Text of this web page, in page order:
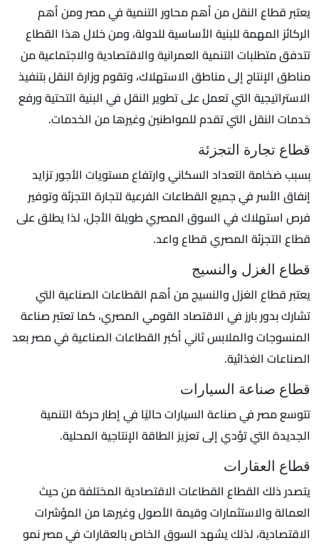
يعتبر قطاع النقل من أهم محاور التنمية في مصر ومن أهم
الركائز المهمة للبنية الأساسية للدولة، ومن خلال هذا القطاع
تتدفق متطلبات التنمية العمرانية والاقتصادية والاجتماعية من
مناطق الإنتاج إلى مناطق الاستهلاك، وتقوم وزارة النقل بتنفيذ
الاستراتيجية التي تعمل على تطوير النقل في البنية التحتية ورفع
خدمات النقل التي تقدم للمواطنين وغيرها من الخدمات.
قطاع تجارة التجزئة
بسبب ضخامة التعداد السكاني وارتفاع مستويات الأجور تزايد
إنفاق الأسر في جميع القطاعات الفرعية لتجارة التجزئة وتوفير
فرص استهلاك في السوق المصري طويلة الأجل، لذا يطلق على
قطاع التجزئة المصري قطاع واعد.
قطاع الغزل والنسيج
يعتبر قطاع الغزل والنسيج من أهم القطاعات الصناعية التي
تشارك بدور بارز في الاقتصاد القومي المصري، كما تعتبر صناعة
المنسوجات والملابس ثاني أكبر القطاعات الصناعية في مصر بعد
الصناعات الغذائية.
قطاع صناعة السيارات
تتوسع مصر في صناعة السيارات حاليًا في إطار حركة التنمية
الجديدة التي تؤدي إلى تعزيز الطاقة الإنتاجية المحلية.
قطاع العقارات
يتصدر ذلك القطاع القطاعات الاقتصادية المختلفة من حيث
العمالة والاستثمارات وقيمة الأصول وغيرها من المؤشرات
الاقتصادية، لذلك يشهد السوق الخاص بالعقارات في مصر نمو